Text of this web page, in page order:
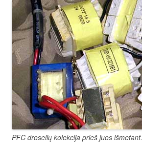
PFC droselių kolekcija prieš juos išmetant.